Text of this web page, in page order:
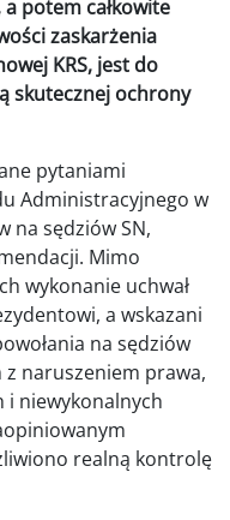
potem całkowite
zaskarżenia
KRS, jest do
skutecznej ochrony
pytaniami
Administracyjnego w
na sędziów SN,
Mimo
wykonanie uchwał
a wskazani
na sędziów
z naruszeniem prawa,
niewykonalnych
realną kontrolę